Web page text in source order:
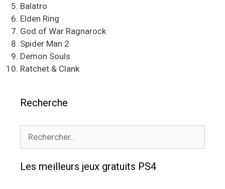
Balatro
Elden Ring
God of War Ragnarock
Spider Man 2
Demon Souls
Ratchet & Clank
Recherche
Les meilleurs jeux gratuits PS4